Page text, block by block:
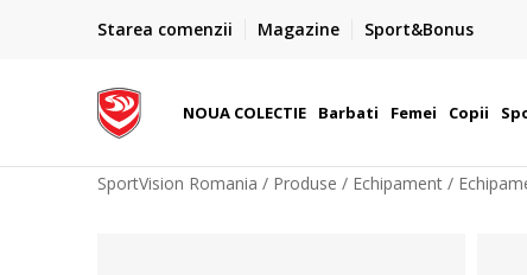
Starea comenzii Magazine Sport&Bonus
Plateste cu cardul in siguranta prin WSPay - Visa,
NOUA COLECTIE Barbati Femei Copii
SportVision Romania Produse Echipament